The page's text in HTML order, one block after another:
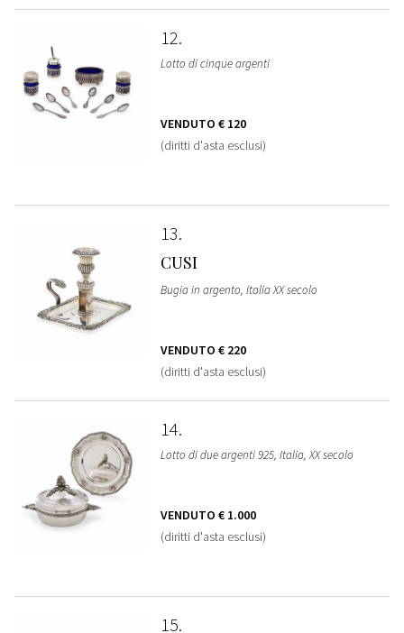
12
Lotto di cinque argenti
VENDUTO € 120
(diritti d'asta esclusi)
13
CUSI
Bugia in argento, Italia XX secolo
VENDUTO € 220
(diritti d'asta esclusi)
14
Lotto di due argenti 925, Italia, XX secolo
VENDUTO € 1.000
(diritti d'asta esclusi)
15